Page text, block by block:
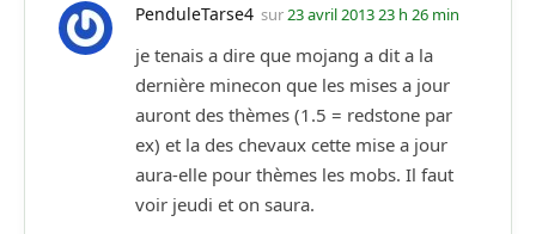
PenduleTarse4 sur23 avril 2013 23 h 26 min
je tenais a dire que mojang a dit a la
dernière minecon que les mises a jour
auront des thèmes (1.5 = redstone par
ex) et la des chevaux cette mise a jour
aura-elle pour thèmes les mobs. Il faut
voir jeudi et on saura.